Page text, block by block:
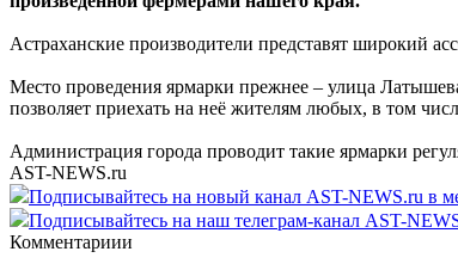
Астраханские производители представят широкий
Место проведения ярмарки прежнее – улица
позволяет приехать на неё жителям любых, в том
Администрация города проводит такие ярмарки
AST-NEWS.ru
Подписывайтесь на новый канал AST-NEWS.ru в
Подписывайтесь на наш телеграм-канал AST-
Комментариии